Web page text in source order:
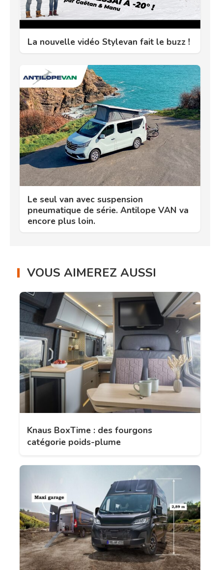
La nouvelle vidéo Stylevan fait le buzz !
Le seul van avec suspension
pneumatique de série. Antilope VAN va
encore plus loin.
VOUS AIMEREZ AUSSI
Knaus BoxTime : des fourgons
catégorie poids-plume